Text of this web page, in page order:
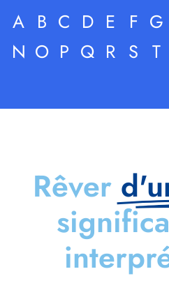
A B C D E F G
N O P Q R S T
Rêver